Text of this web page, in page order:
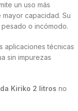
un uso más
capacidad. Su
o incómodo.
aplicaciones técnicas
sin impurezas
Kiriko 2 litros no